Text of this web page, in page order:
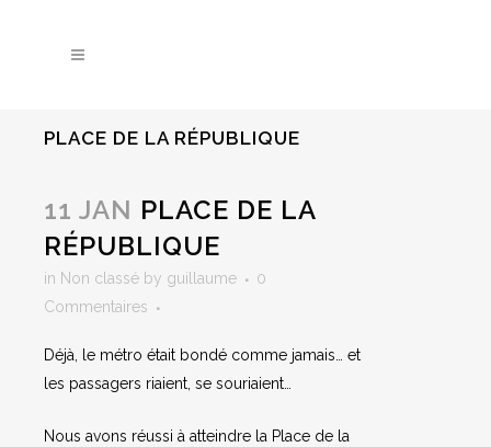
PLACE DE LA RÉPUBLIQUE
11 JAN PLACE DE LA
RÉPUBLIQUE
in Non classé by guillaume
0
Commentaires
Déjà, le métro était bondé comme jamais… et
les passagers riaient, se souriaient…
Nous avons réussi à atteindre la Place de la